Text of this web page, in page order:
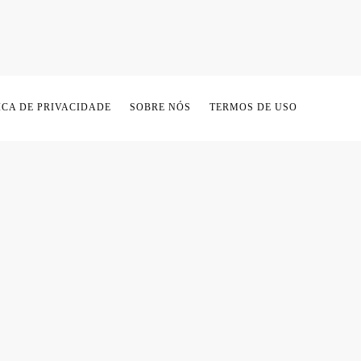
DE PRIVACIDADE SOBRE NÓS TERMOS DE USO